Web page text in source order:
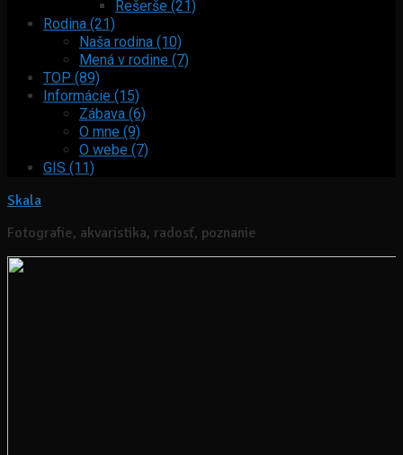
Rešerše (21)
Rodina (21)
Naša rodina (10)
Mená v rodine (7)
TOP (89)
Informácie (15)
Zábava (6)
O mne (9)
O webe (7)
GIS (11)
Skala
Fotografie, akvaristika, radosť, poznanie